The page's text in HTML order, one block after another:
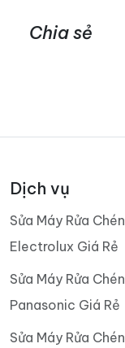
Chia sẻ
Dịch vụ
Sửa Máy Rửa Chén
Electrolux Giá Rẻ
Sửa Máy Rửa Chén
Panasonic Giá Rẻ
Sửa Máy Rửa Chén